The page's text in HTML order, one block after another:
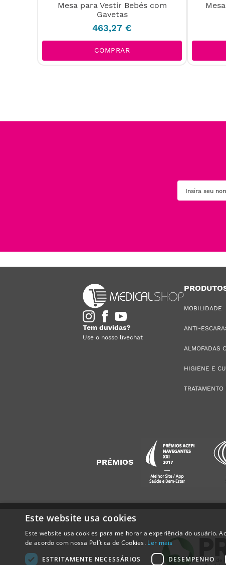
Mesa para Vestir Bebés com
Gavetas
463,27 €
COMPRAR
Tem duvidas?
Use o nosso livechat
MOBILIDADE
ANTI-
ALMOFADAS
HIGIENE E
PRÉMIOS
Este website usa cookies
Este website usa cookies para melhorar a experiência do usuário.
de acordo com nossa Política de Cookies. Ler mais
ESTRITAMENTE NECESSÁRIOS
DESEMPENHO
Alguém deRamada,Portugal,
acabou de comprar:
Resguardos ADA Confort 80 x